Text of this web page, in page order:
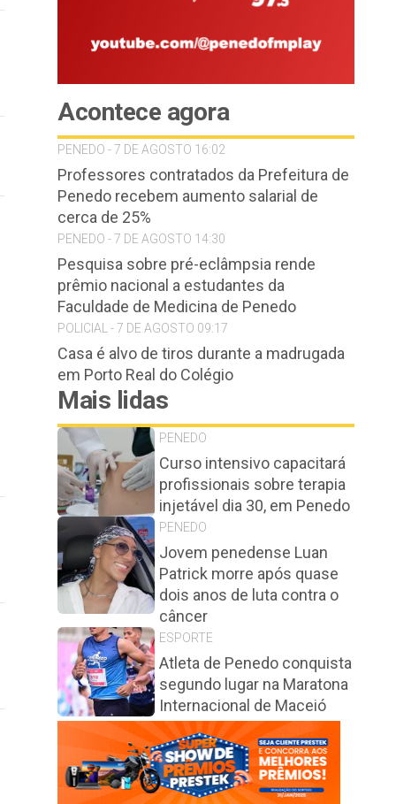
Acontece agora
PENEDO - 7 DE AGOSTO 16:02
Professores contratados da Prefeitura de
Penedo recebem aumento salarial de
cerca de 25%
PENEDO - 7 DE AGOSTO 14:30
Pesquisa sobre pré-eclâmpsia rende
prêmio nacional a estudantes da
Faculdade de Medicina de Penedo
POLICIAL - 7 DE AGOSTO 09:17
Casa é alvo de tiros durante a madrugada
em Porto Real do Colégio
Mais lidas
PENEDO
Curso intensivo capacitará
profissionais sobre terapia
injetável dia 30, em Penedo
PENEDO
Jovem penedense Luan
Patrick morre após quase
dois anos de luta contra o
câncer
ESPORTE
Atleta de Penedo conquista
segundo lugar na Maratona
Internacional de Maceió